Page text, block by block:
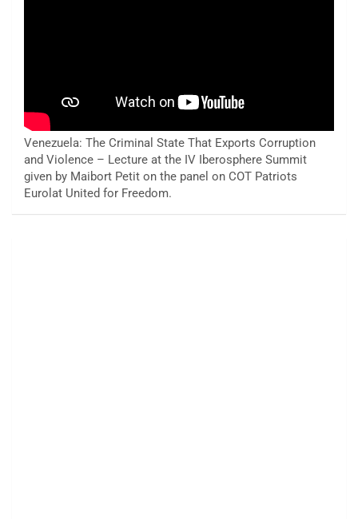
Venezuela: The Criminal State That Exports Corruption
and Violence – Lecture at the IV Iberosphere Summit
given by Maibort Petit on the panel on COT Patriots
Eurolat United for Freedom.